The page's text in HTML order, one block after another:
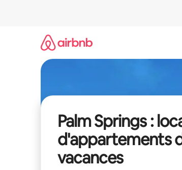
Palm Springs :
d'appartements
vacances